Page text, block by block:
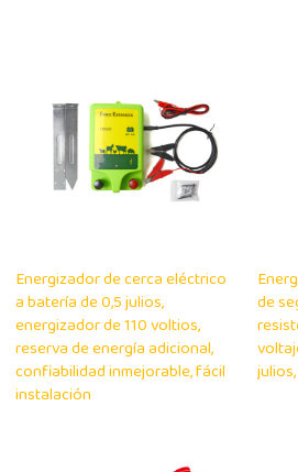
Energizador de cerca eléctrico
a batería de 0,5 julios,
energizador de 110 voltios,
reserva de energía adicional,
confiabilidad inmejorable, fácil
instalación
de